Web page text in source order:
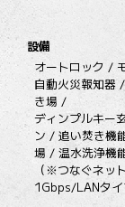
設備
オートロック /
自動火災報知器
き場 /
ディンプルキー
ン / 追い焚き機
場 / 温水洗浄機
（※つなぐネッ
1Gbps/LANタイ